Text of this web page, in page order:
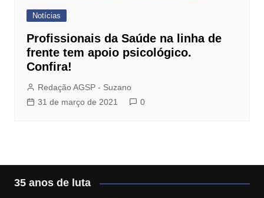
Notícias
Profissionais da Saúde na linha de
frente tem apoio psicológico.
Confira!
Redação AGSP - Suzano
31 de março de 2021
0
35 anos de luta